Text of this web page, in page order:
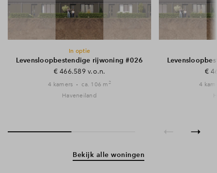
In optie
Levensloopbestendige rijwoning #026
€ 466.589 v.o.n.
4 kamers ca. 106 m2
Haveneiland
€
4
Bekijk alle woningen